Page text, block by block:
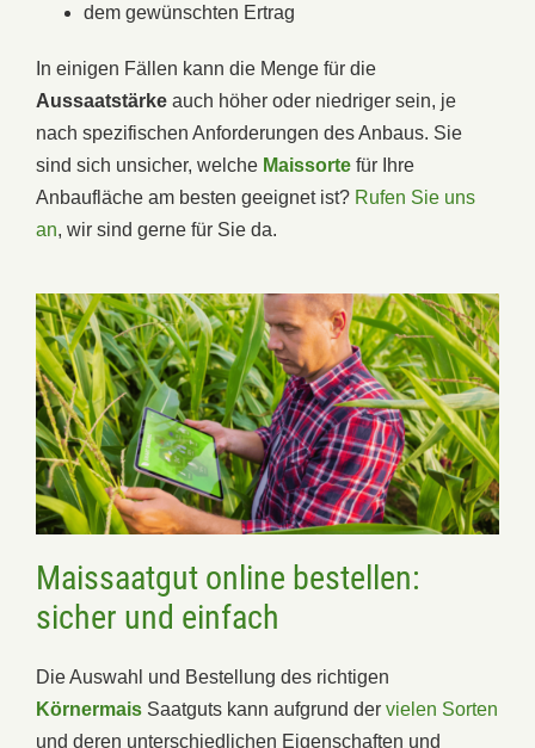
dem gewünschten Ertrag
In einigen Fällen kann die Menge für die
Aussaatstärke auch höher oder niedriger sein, je
nach spezifischen Anforderungen des Anbaus. Sie
sind sich unsicher, welche Maissorte für Ihre
Anbaufläche am besten geeignet ist? Rufen Sie uns
an, wir sind gerne für Sie da.
Maissaatgut online bestellen:
sicher und einfach
Die Auswahl und Bestellung des richtigen
Körnermais Saatguts kann aufgrund der vielen Sorten
und deren unterschiedlichen Eigenschaften und